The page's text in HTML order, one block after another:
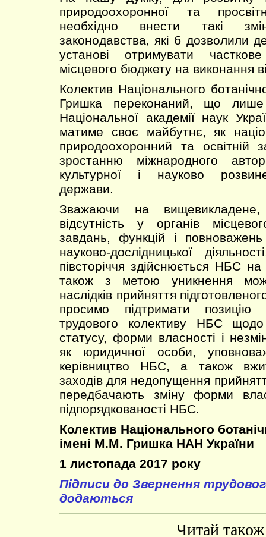
природоохоронної та
необхідно внести такі
законодавства, які б дозволили
установі отримувати
місцевого бюджету на виконання
Колектив Національного
Гришка переконаний, що лише
Національної академії наук
матиме своє майбутнє, як
природоохоронний та освітній
зростанню міжнародного
культурної і науково
держави.
Зважаючи на
відсутність у органів
завдань, функцій і
науково-дослідницької
півсторіччя здійснюється НБС на
також з метою уникнення
наслідків прийняття
просимо підтримати
трудового колективу НБС
статусу, форми власності і
як юридичної особи,
керівництво НБС, а також
заходів для недопущення
передбачають зміну форми
підпорядкованості НБС.
Колектив Національного
імені М.М. Гришка НАН України
1 листопада 2017 року
Підписи до Звернення
додаються
Читай також